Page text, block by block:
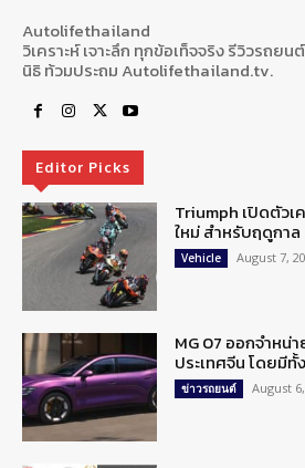
Autolifethailand
วิเคราะห์ เจาะลึก ทุกข้อเท็จจริง รีวิวรถย
นิธิ ท้วมประถม Autolifethailand.tv.
Editor Picks
Triumph เปิดตัว
ใหม่ สำหรับฤดูกาล
Vehicle August 7,
MG 07 ออกจำหน่
ประเทศจีน โดยมีทั้
ข่าวรถยนต์ August